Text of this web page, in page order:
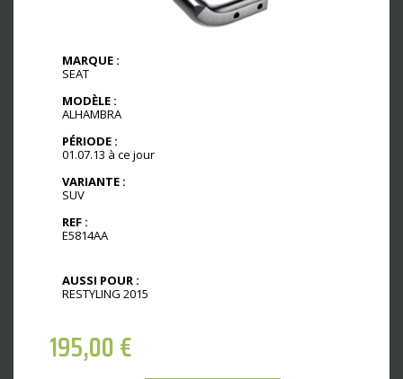
MARQUE :
SEAT
MODÈLE :
ALHAMBRA
PÉRIODE :
01.07.13 à ce jour
VARIANTE :
SUV
REF :
E5814AA
AUSSI POUR :
RESTYLING 2015
195,00€